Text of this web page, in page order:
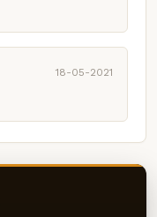
18-05-2021